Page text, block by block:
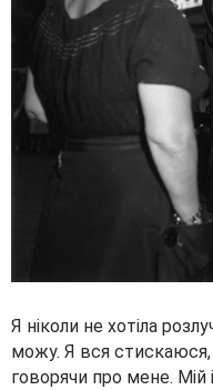
Я ніколи не хотіла
можу. Я вся
говорячи про мене. Мій